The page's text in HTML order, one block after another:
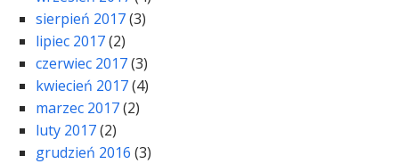
sierpień 2017(3)
lipiec 2017(2)
czerwiec 2017(3)
kwiecień 2017(4)
marzec 2017(2)
luty 2017(2)
grudzień 2016 (3)